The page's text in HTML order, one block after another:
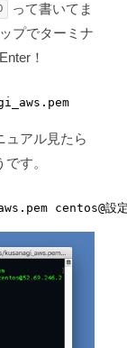
って書いてま
プでターミナ
！
ュアル見たら
す。
centos@設